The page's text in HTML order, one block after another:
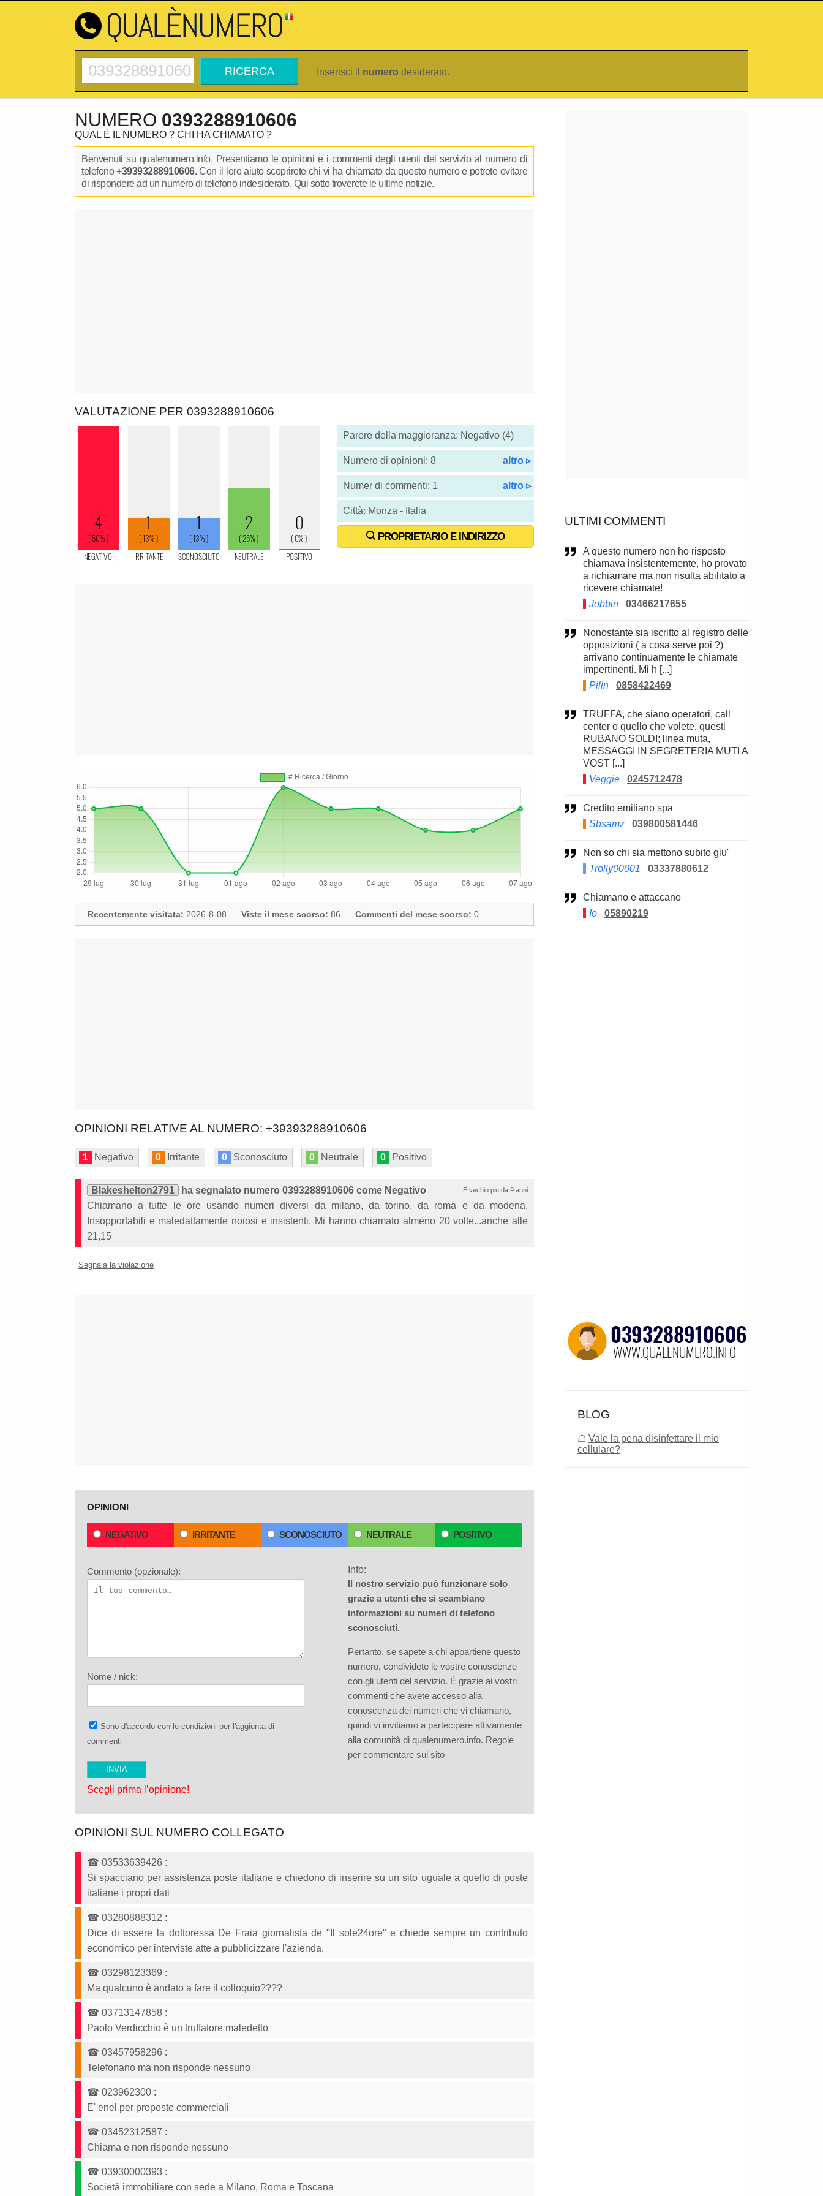
Inserisci il numero desiderato.
NUMERO 0393288910606
QUAL È IL NUMERO ? CHI HA CHIAMATO ?
Benvenuti su qualenumero.info. Presentiamo le opinioni e i commenti degli utenti del servizio al numero di
telefono+39393288910606. Con il loro aiuto scoprirete chi vi ha chiamato da questo numero e potrete evitare
di rispondere ad un numero di telefono indesiderato. Qui sotto troverete le ultime notizie.
VALUTAZIONE PER 0393288910606
Parere della maggioranza: Negativo (4)
Numero di opinioni: 8 altro ▹
Numer di commenti: 1 altro ▹
Città: Monza - Italia
PROPRIETARIO E INDIRIZZO
Recentemente visitata: 2026-8-08 Viste il mese scorso: 86 Commenti del mese scorso: 0
OPINIONI RELATIVE AL NUMERO: +39393288910606
1 Negativo 0 Irritante 0 Sconosciuto 0 Neutrale 0 Positivo
E vechio piu da 9 anni
Blakeshelton2791
ha segnalato numero 0393288910606 come Negativo
Chiamano a tutte le ore usando numeri diversi da milano, da torino, da roma e da modena.
Insopportabili e maledattamente noiosi e insistenti. Mi hanno chiamato almeno 20 volte...anche alle
21,15
Segnala la violazione
OPINIONI
NEGATIVO IRRITANTE SCONOSCIUTO NEUTRALE POSITIVO
Commento (opzionale):
Nome / nick:
Sono d'accordo con le condizioni per l'aggiunta di
commenti
Scegli prima l’opinione!
Info:
Il nostro servizio può funzionare solo
grazie a utenti che si scambiano
informazioni su numeri di telefono
sconosciuti.
Pertanto, se sapete a chi appartiene questo
numero, condividete le vostre conoscenze
con gli utenti del servizio. È grazie ai vostri
commenti che avete accesso alla
conoscenza dei numeri che vi chiamano,
quindi vi invitiamo a partecipare attivamente
alla comunità di qualenumero.info. Regole
per commentare sul sito
OPINIONI SUL NUMERO COLLEGATO
☎ 03533639426 :
Si spacciano per assistenza poste italiane e chiedono di inserire su un sito uguale a quello di poste
italiane i propri dati
☎ 03280888312 :
Dice di essere la dottoressa De Fraia giornalista de "Il sole24ore" e chiede sempre un contributo
economico per interviste atte a pubblicizzare l'azienda.
☎ 03298123369 :
Ma qualcuno è andato a fare il colloquio????
☎ 03713147858 :
Paolo Verdicchio è un truffatore maledetto
☎ 03457958296 :
Telefonano ma non risponde nessuno
☎ 023962300 :
E' enel per proposte commerciali
☎ 03452312587 :
Chiama e non risponde nessuno
☎ 03930000393 :
Società immobiliare con sede a Milano, Roma e Toscana
ULTIMI COMMENTI
A questo numero non ho risposto
chiamava insistentemente, ho provato
a richiamare ma non risulta abilitato a
ricevere chiamate!
Jobbin
03466217655
Nonostante sia iscritto al registro delle
opposizioni ( a cosa serve poi ?)
arrivano continuamente le chiamate
impertinenti. Mi h [...]
Pilin
0858422469
TRUFFA, che siano operatori, call
center o quello che volete, questi
RUBANO SOLDI; linea muta,
MESSAGGI IN SEGRETERIA MUTI A
VOST [...]
Veggie
0245712478
Credito emiliano spa
Sbsamz
039800581446
Non so chi sia mettono subito giu'
Trolly00001
03337880612
Chiamano e attaccano
Io
05890219
BLOG
☖ Vale la pena disinfettare il mio
cellulare?